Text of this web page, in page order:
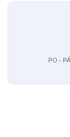
PO -